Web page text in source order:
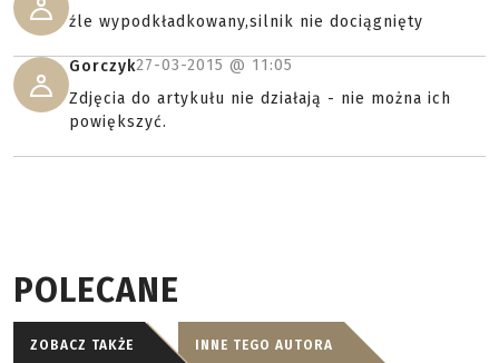
źle wypodkładkowany,silnik nie dociągnięty
Gorczyk27-03-2015 @ 11:05
Zdjęcia do artykułu nie działają - nie można ich
powiększyć.
POLECANE
ZOBACZ TAKŻE INNE TEGO AUTORA